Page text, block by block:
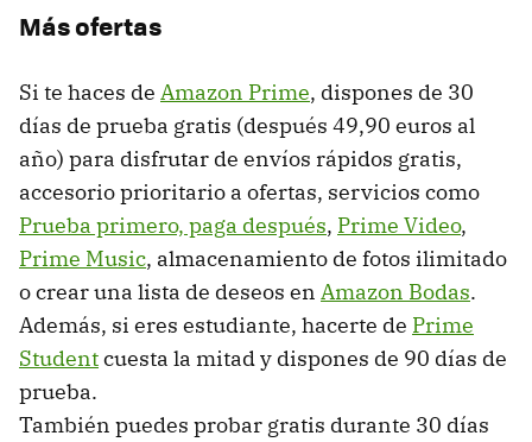
Más ofertas
Si te haces de Amazon Prime, dispones de 30
días de prueba gratis (después 49,90 euros al
año) para disfrutar de envíos rápidos gratis,
accesorio prioritario a ofertas, servicios como
Prueba primero, paga después, Prime Video,
Prime Music, almacenamiento de fotos ilimitado
o crear una lista de deseos en Amazon Bodas.
Además, si eres estudiante, hacerte de Prime
Studentcuesta la mitad y dispones de 90 días de
prueba.
También puedes probar gratis durante 30 días